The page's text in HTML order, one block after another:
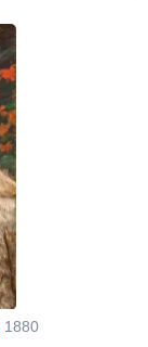
1880